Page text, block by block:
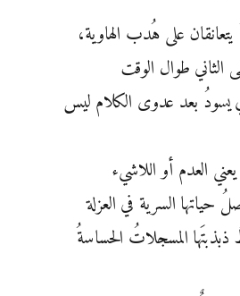
على هُدب الهاوية،
الثاني طوال الوقت
بعد عدوى الكلام ليس
العدم أو اللاشيء
حياتها السرية في العزلة
المسجلاتُ الحساسةُ